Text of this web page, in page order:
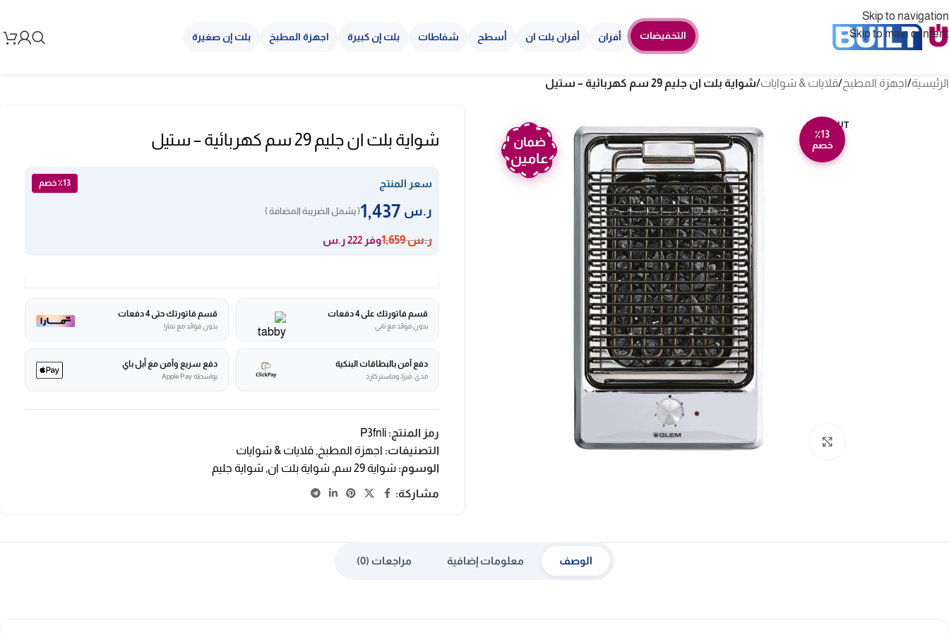
Skip to navigation
Skip to main content
التخفيضات أفران أفران بلت ان أسطح شفاطات بلت إن كبيرة اجهزة المطبخ بلت إن صغيرة
الرئيسية/اجهزة المطبخ/قلايات & شوايات/شواية بلت ان جليم 29 سم كهربائية – ستيل
SOLD OUT
٪13
خصم
ضمان
عامين
Click to enlarge
شواية بلت ان جليم 29 سم كهربائية – ستيل
سعر المنتج ٪13 خصم
ر.س ( يشمل الضريبة المضافة )
ر.س1,659 وفر 222 ر.س
قسم فاتورتك على 4 دفعات
بدون فوائد مع تابي
قسم فاتورتك حتى 4 دفعات
بدون فوائد مع تمارا
دفع آمن بالبطاقات البنكية
مدى، فيزا، وماستركارد
دفع سريع وآمن مع أبل باي
بواسطة Apple Pay
رمز المنتج: P3fnli
التصنيفات: اجهزة المطبخ , قلايات & شوايات
الوسوم: شواية 29 سم , شواية بلت ان, شواية جليم
مشاركة:
الوصف معلومات إضافية مراجعات (0)